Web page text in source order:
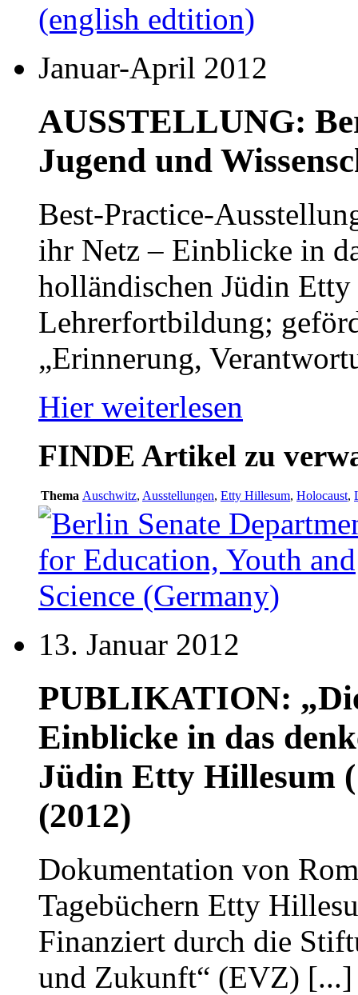
Januar-April 2012
AUSSTELLUNG:
Jugend und
Best-Practice-
ihr Netz – Einblicke in
holländischen Jüdin
Lehrerfortbildung;
„Erinnerung,
Hier weiterlesen
FINDE Artikel zu
Thema Auschwitz, Ausstellungen, Etty Hillesum, Holocaust,
13. Januar 2012
PUBLIKATION:
Einblicke in das
Jüdin Etty Hillesum
(2012)
Dokumentation von
Tagebüchern Etty
Finanziert durch die
und Zukunft“ (EVZ) [...]